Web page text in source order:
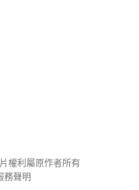
權利屬原作者所有
務聲明